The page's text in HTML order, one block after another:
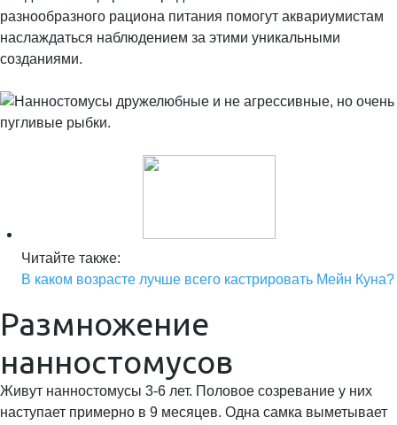
разнообразного рациона питания помогут аквариумистам
наслаждаться наблюдением за этими уникальными
созданиями.
Читайте также:
В каком возрасте лучше всего кастрировать Мейн Куна?
Размножение
нанностомусов
Живут нанностомусы 3-6 лет. Половое созревание у них
наступает примерно в 9 месяцев. Одна самка выметывает